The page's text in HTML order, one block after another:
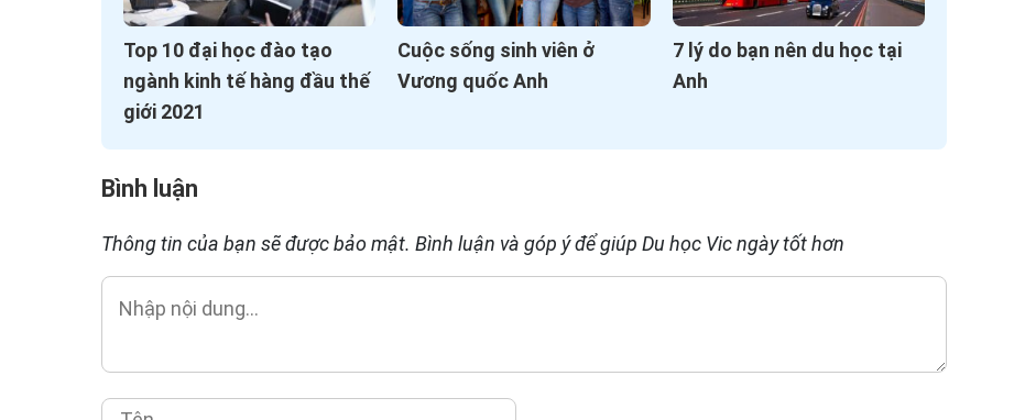
Top 10 đại học đào tạo
ngành kinh tế hàng đầu thế
giới 2021
Cuộc sống sinh viên ở
Vương quốc Anh
7 lý do bạn nên du học tại
Anh
Bình luận
Thông tin của bạn sẽ được bảo mật. Bình luận và góp ý để giúp Du học Vic ngày tốt hơn